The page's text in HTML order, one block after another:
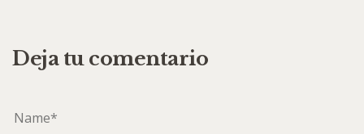
Deja tu comentario